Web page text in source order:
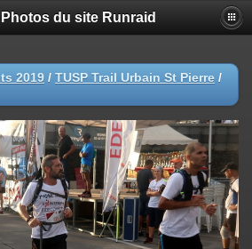
du site Runraid
2019 / TUSP Trail Urbain St Pierre /